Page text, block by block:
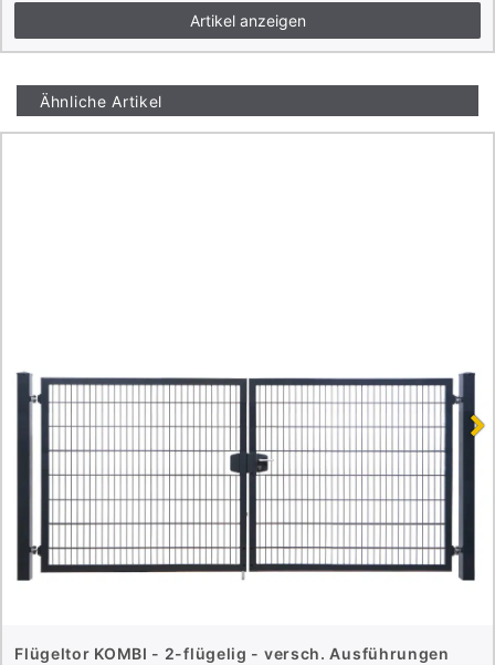
Artikel anzeigen
Ähnliche Artikel
Flügeltor KOMBI - 2-flügelig - versch. Ausführungen